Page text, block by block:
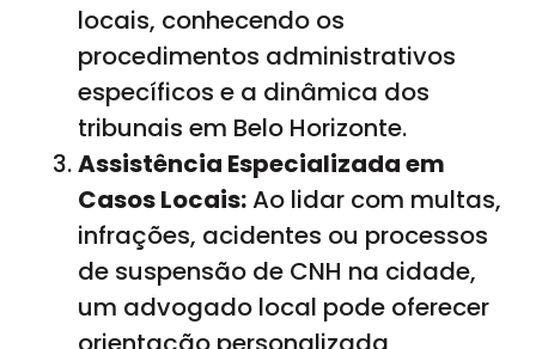
locais, conhecendo os
procedimentos administrativos
específicos e a dinâmica dos
tribunais em Belo Horizonte.
Assistência Especializada em
Casos Locais:Ao lidar com multas,
infrações, acidentes ou processos
de suspensão de CNH na cidade,
um advogado local pode oferecer